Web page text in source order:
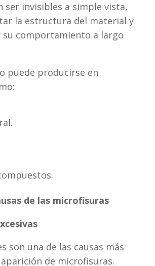
ser invisibles a simple vista,
la estructura del material y
comportamiento a largo
puede producirse en
de las microfisuras
son una de las causas más
de microfisuras.